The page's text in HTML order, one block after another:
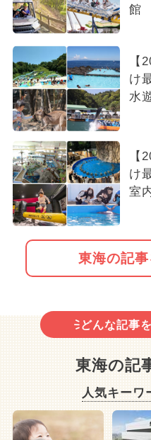
館
【
け
水
【
け
室
東海の記
どんな記事
東海の記
人気キーワ